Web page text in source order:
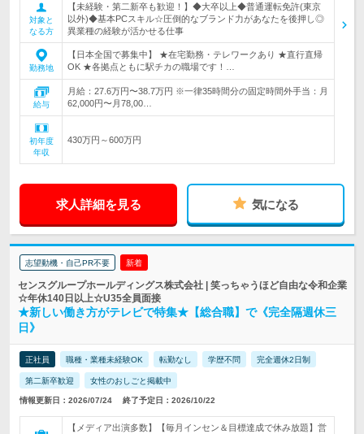
対象と
なる方
【未経験・第二新卒も歓迎！】◆大卒以上◆普通運転免許(東京
以外)◆基本PCスキル☆圧倒的なブランド力があなたを後押し◎
異業種の経験が活かせる仕事
勤務地
【日本全国で募集中】 ★在宅勤務・テレワークあり ★直行直帰
OK ★各拠点ともに駅チカの職場です！…
給与
月給：27.6万円〜38.7万円 ※一律35時間分の固定時間外手当：月
62,000円〜月78,00…
初年度
年収
430万円～600万円
求人詳細を見る 気になる
志望動機・自己PR不要 新着
センスグループホールディングス株式会社 | 笑っちゃうほど自由な令和企業
☆年休140日以上☆U35全員面接
★新しい働き方がテレビで特集★【総合職】で《完全隔週休三
日》
正社員 職種・業種未経験OK 転勤なし 学歴不問 完全週休2日制
第二新卒歓迎 女性のおしごと掲載中
情報更新日：2026/07/24 終了予定日：2026/10/22
【メディア出演多数】【毎月インセン＆目標達成で休み放題】営